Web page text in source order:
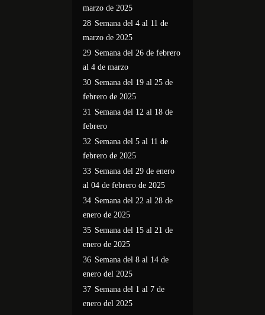
marzo de 2025
28 Semana del 4 al 11 de
marzo de 2025
29 Semana del 26 de febrero
al 4 de marzo
30 Semana del 19 al 25 de
febrero de 2025
31 Semana del 12 al 18 de
febrero
32 Semana del 5 al 11 de
febrero de 2025
33 Semana del 29 de enero
al 04 de febrero de 2025
34 Semana del 22 al 28 de
enero de 2025
35 Semana del 15 al 21 de
enero de 2025
36 Semana del 8 al 14 de
enero del 2025
37 Semana del 1 al 7 de
enero del 2025